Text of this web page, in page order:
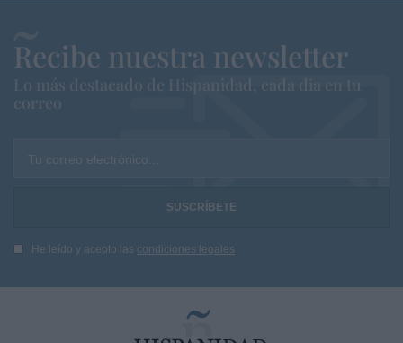
Recibe nuestra newsletter
Lo más destacado de Hispanidad, cada dia en tu
correo
Tu correo electrónico...
He leído y acepto las condiciones legales